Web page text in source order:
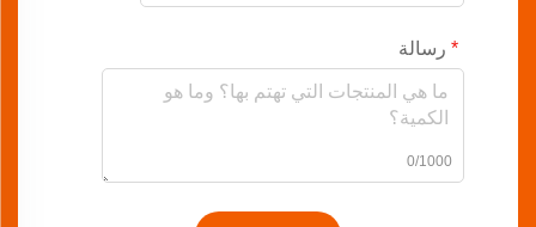
رسالة
0/1000